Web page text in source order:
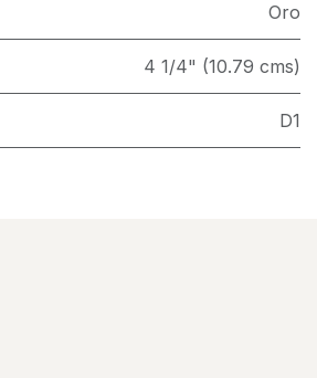
Oro
4 1/4" (10.79 cms)
D1